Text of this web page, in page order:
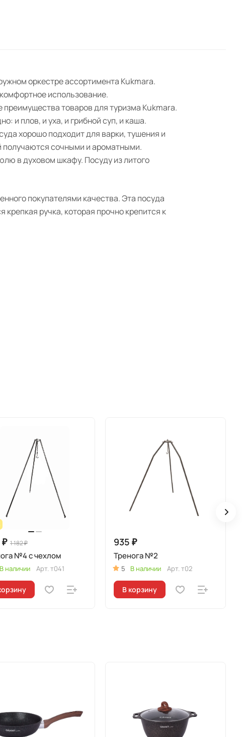
оркестре ассортимента Kukmara.
использование.
товаров для туризма Kukmara.
и плов, и уха, и грибной суп, и каша.
хорошо подходит для варки, тушения и
получаются сочными и ароматными.
в духовом шкафу. Посуду из литого
покупателями качества. Эта посуда
ручка, которая прочно крепится к
1 182 ₽
№4 с чехлом
В наличии Арт. т041
935 ₽
Тренога №2
5 В наличии Арт. т02
В корзину